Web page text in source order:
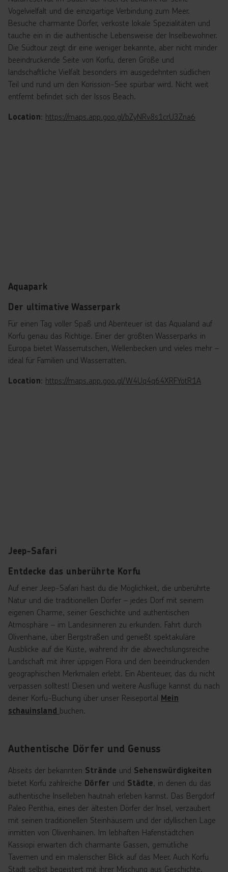
Vogelvielfalt und die einzigartige Verbindung zum Meer.
Besuche charmante Dörfer, verkoste lokale Spezialitäten und
tauche ein in die authentische Lebensweise der Inselbewohner.
Die Südtour zeigt dir eine weniger bekannte, aber nicht minder
beeindruckende Seite von Korfu, deren Größe und
landschaftliche Vielfalt besonders im ausgedehnten südlichen
Teil und rund um den Korission-See spürbar wird. Nicht weit
entfernt befindet sich der Issos Beach.
Location: https://maps.app.goo.gl/bZyNRv8s1crU3Zna6
Aquapark
Der ultimative Wasserpark
Für einen Tag voller Spaß und Abenteuer ist das Aqualand auf
Korfu genau das Richtige. Einer der größten Wasserparks in
Europa bietet Wasserrutschen, Wellenbecken und vieles mehr –
ideal für Familien und Wasserratten.
Location: https://maps.app.goo.gl/W4Uq4q64XRFYotR1A
Jeep-Safari
Entdecke das unberührte Korfu
Auf einer Jeep-Safari hast du die Möglichkeit, die unberührte
Natur und die traditionellen Dörfer – jedes Dorf mit seinem
eigenen Charme, seiner Geschichte und authentischen
Atmosphäre – im Landesinneren zu erkunden. Fahrt durch
Olivenhaine, über Bergstraßen und genießt spektakuläre
Ausblicke auf die Küste, während ihr die abwechslungsreiche
Landschaft mit ihrer üppigen Flora und den beeindruckenden
geographischen Merkmalen erlebt. Ein Abenteuer, das du nicht
verpassen solltest! Diesen und weitere Ausflüge kannst du nach
deiner Korfu-Buchung über unser Reiseportal Mein
schauinsland buchen.
Authentische Dörfer und Genuss
Abseits der bekannten Strände und Sehenswürdigkeiten
bietet Korfu zahlreiche Dörfer und Städte, in denen du das
authentische Inselleben hautnah erleben kannst. Das Bergdorf
Paleo Perithia, eines der ältesten Dörfer der Insel, verzaubert
mit seinen traditionellen Steinhäusern und der idyllischen Lage
inmitten von Olivenhainen. Im lebhaften Hafenstädtchen
Kassiopi erwarten dich charmante Gassen, gemütliche
Tavernen und ein malerischer Blick auf das Meer. Auch Korfu
Stadt selbst begeistert mit ihrer Mischung aus Geschichte,